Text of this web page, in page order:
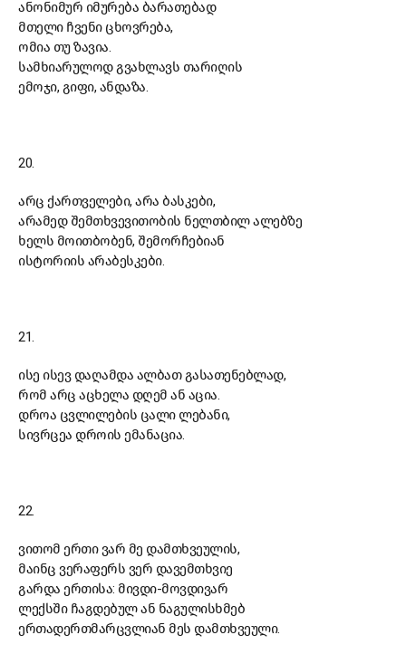
ანონიმურ იმურება ბარათებად
მთელი ჩვენი ცხოვრება,
ომია თუ ზავია.
სამხიარულოდ გვახლავს თარიღის
ემოჯი, გიფი, ანდაზა.
20.
არც ქართველები, არა ბასკები,
არამედ შემთხვევითობის ნელთბილ ალებზე
ხელს მოითბობენ, შემორჩებიან
ისტორიის არაბესკები.
21.
ისე ისევ დაღამდა ალბათ გასათენებლად,
რომ არც აცხელა დღემ ან აცია.
დროა ცვლილების ცალი ლებანი,
სივრცეა დროის ემანაცია.
22.
ვითომ ერთი ვარ მე დამთხვეულის,
მაინც ვერაფერს ვერ დავემთხვიე
გარდა ერთისა: მივდი-მოვდივარ
ლექსში ჩაგდებულ ან ნაგულისხმებ
ერთადერთმარცვლიან მეს დამთხვეული.